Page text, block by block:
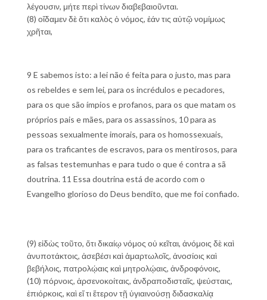
λέγουσιν, μήτε περὶ τίνων διαβεβαιοῦνται.
(8) οἴδαμεν δὲ ὅτι καλὸς ὁ νόμος, ἐάν τις αὐτῷ νομίμως
χρῆται,
9 E sabemos isto: a lei não é feita para o justo, mas para
os rebeldes e sem lei, para os incrédulos e pecadores,
para os que são ímpios e profanos, para os que matam os
próprios pais e mães, para os assassinos, 10 para as
pessoas sexualmente imorais, para os homossexuais,
para os traficantes de escravos, para os mentirosos, para
as falsas testemunhas e para tudo o que é contra a sã
doutrina. 11 Essa doutrina está de acordo com o
Evangelho glorioso do Deus bendito, que me foi confiado.
(9) εἰδὼς τοῦτο, ὅτι δικαίῳ νόμος οὐ κεῖται, ἀνόμοις δὲ καὶ
ἀνυποτάκτοις, ἀσεβέσι καὶ ἁμαρτωλοῖς, ἀνοσίοις καὶ
βεβήλοις, πατρολῴαις καὶ μητρολῴαις, ἀνδροφόνοις,
(10) πόρνοις, ἀρσενοκοίταις, ἀνδραποδισταῖς, ψεύσταις,
ἐπιόρκοις, καὶ εἴ τι ἕτερον τῇ ὑγιαινούσῃ διδασκαλίᾳ